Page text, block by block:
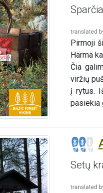
Pirmoji
Härmä
Čia
viržių
į rytus.
pasiekia
Setų